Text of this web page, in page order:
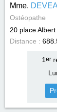
Mme.
Ostéopathe
20 place
Distance :
1 er